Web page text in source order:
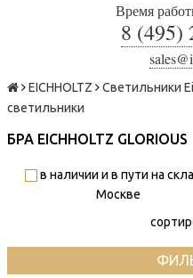
Время
8 (495)
EICHHOLTZ Светильники
светильники
БРА EICHHOLTZ GLORIOUS
в наличии и в пути на
Москве